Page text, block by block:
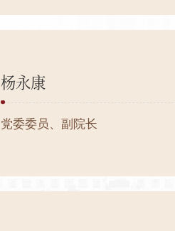
杨永康
党委委员、副院长